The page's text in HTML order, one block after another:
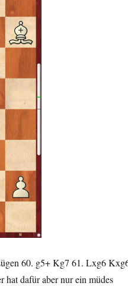
60. g5+ Kg7 61. Lxg6
dafür aber nur ein müdes